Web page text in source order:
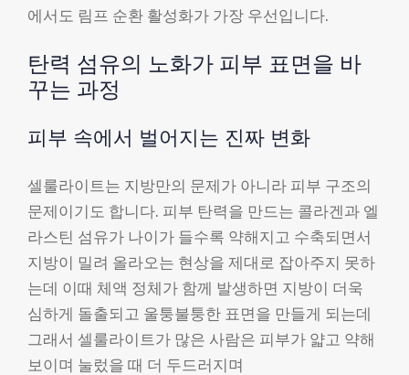
에서도 림프 순환 활성화가 가장 우선입니다.
탄력 섬유의 노화가 피부 표면을 바
꾸는 과정
피부 속에서 벌어지는 진짜 변화
셀룰라이트는 지방만의 문제가 아니라 피부 구조의
문제이기도 합니다. 피부 탄력을 만드는 콜라겐과 엘
라스틴 섬유가 나이가 들수록 약해지고 수축되면서
지방이 밀려 올라오는 현상을 제대로 잡아주지 못하
는데 이때 체액 정체가 함께 발생하면 지방이 더욱
심하게 돌출되고 울퉁불퉁한 표면을 만들게 되는데
그래서 셀룰라이트가 많은 사람은 피부가 얇고 약해
보이며 눌렀을 때 더 두드러지며